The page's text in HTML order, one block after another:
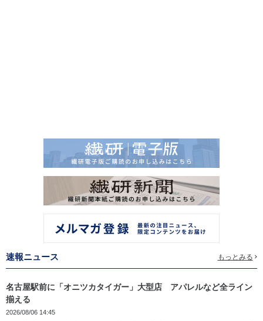
速報ニュース もっとみる
名古屋駅前に「オニツカタイガー」大型店 アパレルなど全ライン
揃える
2026/08/06 14:45